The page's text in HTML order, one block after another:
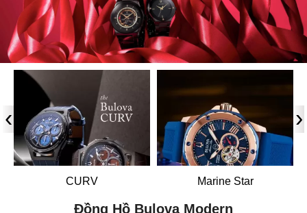
CURV Marine Star
‹ ›
Đồng Hồ Bulova Modern